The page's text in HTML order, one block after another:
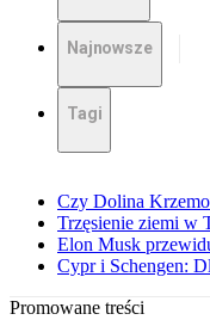
Najnowsze
Tagi
Czy Dolina
Trzęsienie ziemi w
Elon Musk
Cypr i Schengen:
Promowane treści